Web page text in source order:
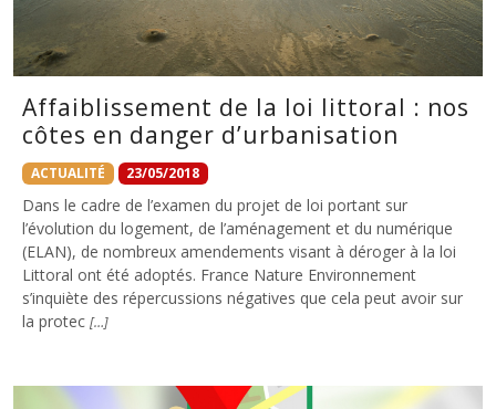
Affaiblissement de la loi littoral : nos
côtes en danger d’urbanisation
ACTUALITÉ 23/05/2018
Dans le cadre de l’examen du projet de loi portant sur
l’évolution du logement, de l’aménagement et du numérique
(ELAN), de nombreux amendements visant à déroger à la loi
Littoral ont été adoptés. France Nature Environnement
s’inquiète des répercussions négatives que cela peut avoir sur
la protec […]